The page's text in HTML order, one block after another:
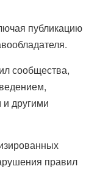
публикацию
сообщества,
другими
правил